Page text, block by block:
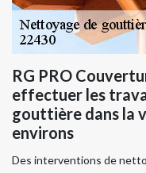
RG PRO
effectuer les
gouttière dans la
environs
Des interventions de